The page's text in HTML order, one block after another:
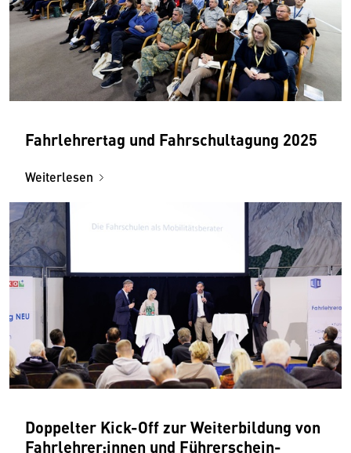
Fahrlehrertag und Fahrschul­tagung 2025
Weiterlesen
Doppelter Kick-Off zur Weiter­bildung von
Fahrlehrer­:innen und Führerschein­